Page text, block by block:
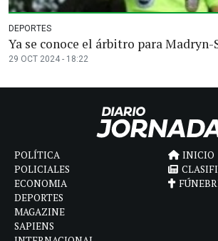
DEPORTES
Ya se conoce el árbitro para
29 OCT 2024 - 18:22
POLÍTICA
POLICIALES
ECONOMIA
DEPORTES
MAGAZINE
SAPIENS
INICIO